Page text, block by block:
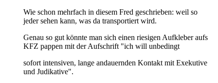
Wie schon mehrfach in diesem Fred geschrieben: weil so
jeder sehen kann, was da transportiert wird.
Genau so gut könnte man sich einen riesigen Aufkleber aufs
KFZ pappen mit der Aufschrift "ich will unbedingt
sofort intensiven, lange andauernden Kontakt mit Exekutive
und Judikative".